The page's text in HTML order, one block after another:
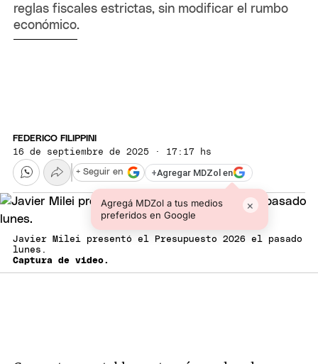
reglas fiscales estrictas, sin modificar el rumbo
económico.
FEDERICO FILIPPINI
16 de septiembre de 2025 · 17:17 hs
+Agregar MDZol en
Agregá MDZol a tus medios
preferidos en Google
×
+ Seguir en
Javier Milei presentó el Presupuesto 2026 el pasado
lunes.
Captura de video.